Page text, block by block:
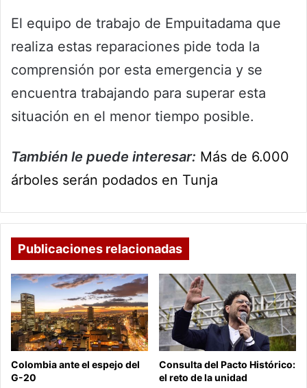
El equipo de trabajo de Empuitadama que
realiza estas reparaciones pide toda la
comprensión por esta emergencia y se
encuentra trabajando para superar esta
situación en el menor tiempo posible.
También le puede interesar: Más de 6.000
árboles serán podados en Tunja
Publicaciones relacionadas
Colombia ante el espejo del
G-20
Consulta del Pacto Histórico:
el reto de la unidad